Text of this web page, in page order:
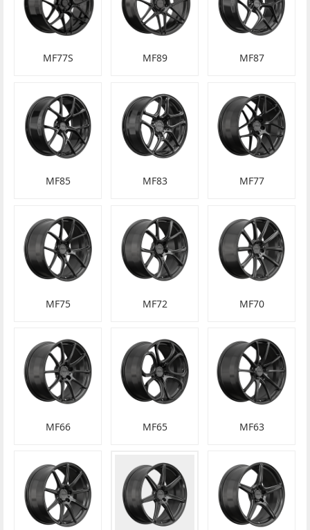
MF77S MF89 MF87
MF85 MF83 MF77
MF75 MF72 MF70
MF66 MF65 MF63